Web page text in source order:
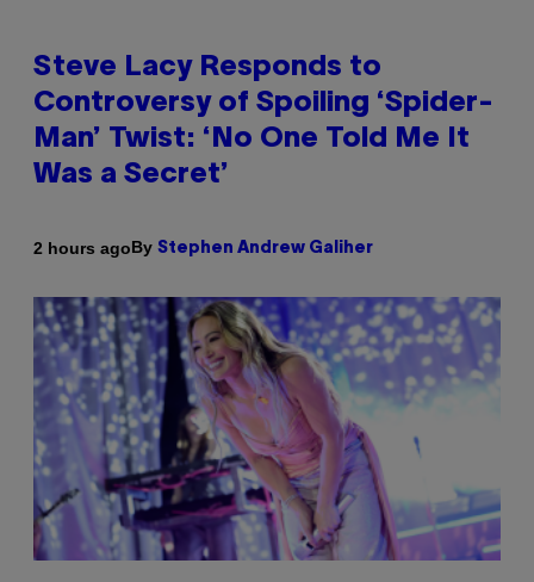
Steve Lacy Responds to
Controversy of Spoiling ‘Spider-
Man’ Twist: ‘No One Told Me It
Was a Secret’
2 hours agoBy Stephen Andrew Galiher